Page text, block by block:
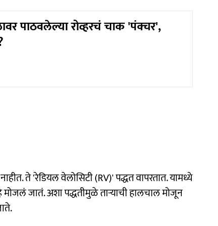
पाठवलेल्या रोव्हरचं चाक 'पंक्चर',
ते 'रेडियल वेलोसिटी (RV)' पद्धत वापरतात. यामध्ये
मोजलं जातं. अशा पद्धतीमुळे ताऱ्याची हालचाल मोजून